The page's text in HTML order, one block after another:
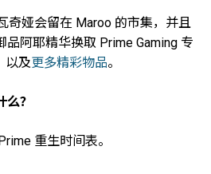
奇娅会留在 Maroo 的市集，并且
阿耶精华换取 Prime Gaming 专
以及更多精彩物品。
？
重生时间表。